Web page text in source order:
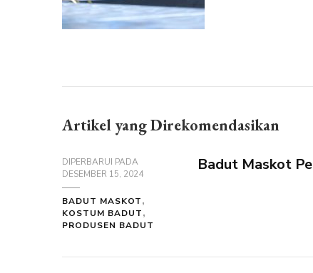
Artikel yang Direkomendasikan
DIPERBARUI PADA
DESEMBER 15, 2024
BADUT MASKOT
KOSTUM BADUT
PRODUSEN BADUT
Badut Maskot